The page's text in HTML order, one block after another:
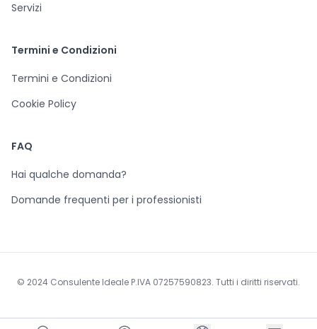
Servizi
Termini e Condizioni
Termini e Condizioni
Cookie Policy
FAQ
Hai qualche domanda?
Domande frequenti per i professionisti
© 2024 Consulente Ideale P.IVA 07257590823. Tutti i diritti riservati.